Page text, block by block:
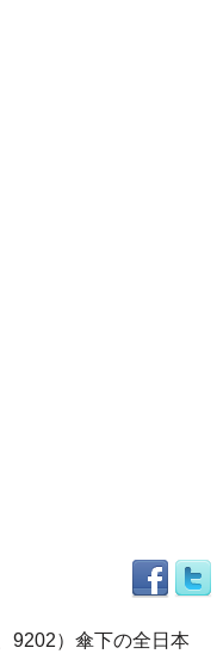
9202）傘下の全日本